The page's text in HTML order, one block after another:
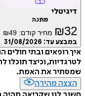
דיגיטלי
מתנה
₪32 מחיר קודם: ₪49
במבצע עד: 31/08/2026
איך רופאים ובתי חולים
לטרגדיות, וכיצד
שמסתיר את האמת.
הצצה מהירה